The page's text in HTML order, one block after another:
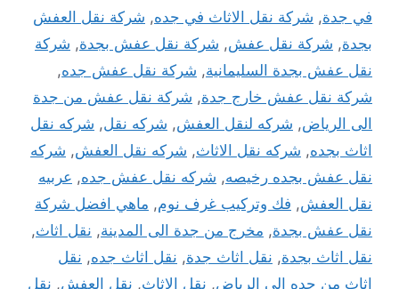
في جدة, شركة نقل الاثاث في جده, شركة نقل العفش
بجدة, شركة نقل عفش, شركة نقل عفش بجدة, شركة
نقل عفش بجدة السليمانية, شركة نقل عفش جده,
شركة نقل عفش خارج جدة, شركة نقل عفش من جدة
الى الرياض, شركه لنقل العفش, شركه نقل, شركه نقل
اثاث بجده, شركه نقل الاثاث, شركه نقل العفش, شركه
نقل عفش بجده رخيصه, شركه نقل عفش جده, عربيه
نقل العفش, فك وتركيب غرف نوم, ماهي افضل شركة
نقل عفش بجدة, مخرج من جدة الى المدينة, نقل اثاث,
نقل اثاث بجدة, نقل اثاث جدة, نقل اثاث جده, نقل
اثاث من جده الى الرياض, نقل الاثاث, نقل العفش, نقل